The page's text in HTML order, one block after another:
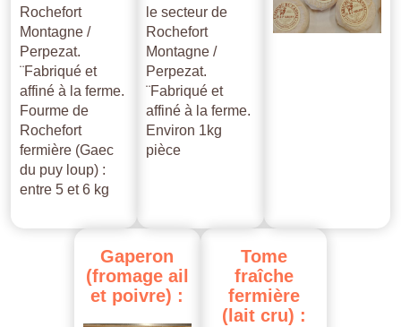
Rochefort
Montagne /
Perpezat.
¨Fabriqué et
affiné à la ferme.
Fourme de
Rochefort
fermière (Gaec
du puy loup) :
entre 5 et 6 kg
le secteur de
Rochefort
Montagne /
Perpezat.
¨Fabriqué et
affiné à la ferme.
Environ 1kg
pièce
Gaperon
(fromage ail
et poivre) :
Tome
fraîche
fermière
(lait cru) :